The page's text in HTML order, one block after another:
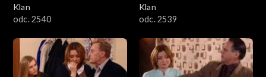
Klan
odc. 2540
Klan
odc. 2539